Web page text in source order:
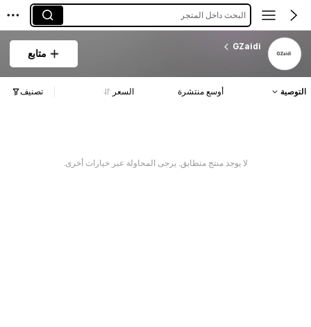
البحث داخل المتجر
GZaidi
متابع
التوصية أوسع منتشرة السعر تصنيف
لا يوجد منتج متطابق. يرجى المحاولة عبر خيارات أخرى.